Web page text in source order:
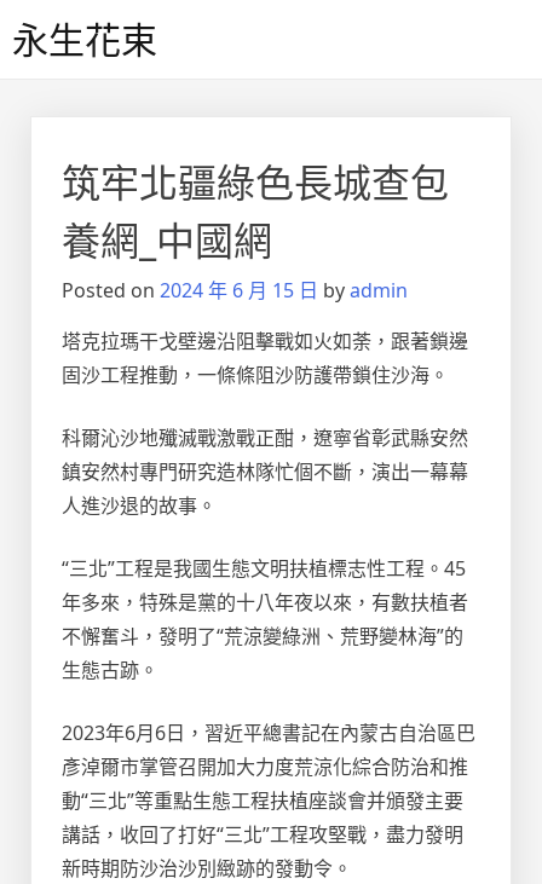
to永生花束
筑牢北疆綠色長城查包
養網_中國網
Posted on 2024 年 6 月 15 日 byadmin
塔克拉瑪干戈壁邊沿阻擊戰如火如荼，跟著鎖邊
固沙工程推動，一條條阻沙防護帶鎖住沙海。
科爾沁沙地殲滅戰激戰正酣，遼寧省彰武縣安然
鎮安然村專門研究造林隊忙個不斷，演出一幕幕
人進沙退的故事。
“三北”工程是我國生態文明扶植標志性工程。45
年多來，特殊是黨的十八年夜以來，有數扶植者
不懈奮斗，發明了“荒涼變綠洲、荒野變林海”的
生態古跡。
2023年6月6日，習近平總書記在內蒙古自治區巴
彥淖爾市掌管召開加大力度荒涼化綜合防治和推
動“三北”等重點生態工程扶植座談會并頒發主要
講話，收回了打好“三北”工程攻堅戰，盡力發明
新時期防沙治沙別緻跡的發動令。